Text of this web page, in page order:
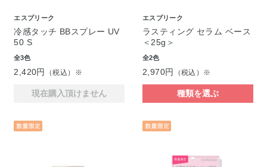
エスプリーク
冷感タッチ BBスプレー UV
50 S
全3色
2,420円 （税込）※
現在購入頂けません
エスプリーク
ラスティング セラム ベース
＜25g＞
全2色
2,970円 （税込）※
種類を選ぶ